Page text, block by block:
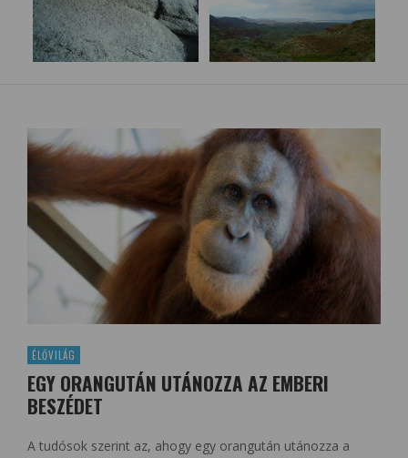
ÉLŐVILÁG
EGY ORANGUTÁN UTÁNOZZA AZ EMBERI
BESZÉDET
A tudósok szerint az, ahogy egy orangután utánozza a